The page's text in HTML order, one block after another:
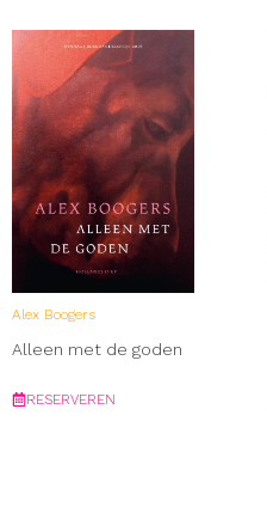
Alex Boogers
Alleen met de goden
RESERVEREN